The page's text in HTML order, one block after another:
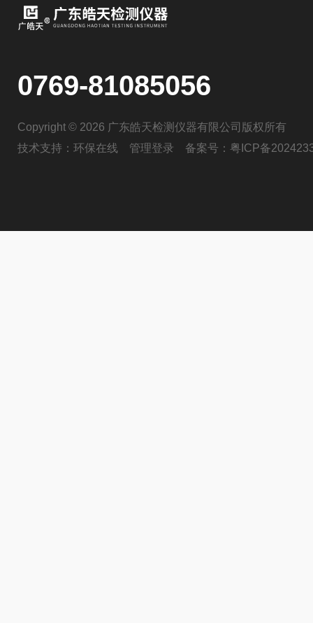
0769-81085056
Copyright © 2026 广东皓天检测仪器有限公司版权所有
技术支持： 环保在线 管理登录 备案号： 粤ICP备